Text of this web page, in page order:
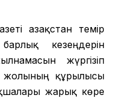
Қазақстан темір
кезеңдерін
жүргізіп
жолының құрылысы
жарық көре